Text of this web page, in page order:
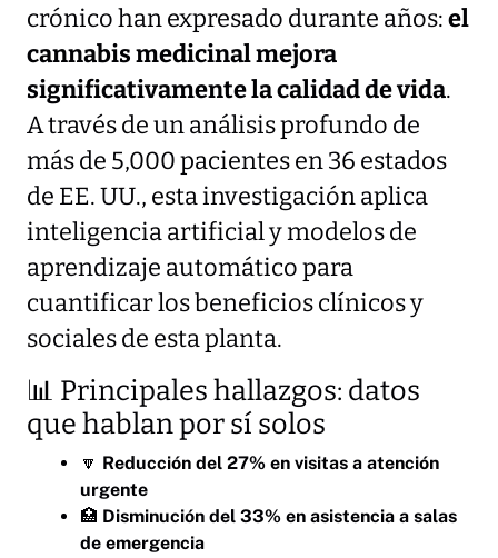
crónico han expresado durante años:el
cannabis medicinal mejora
significativamente la calidad de vida.
A través de un análisis profundo de
más de 5,000 pacientes en 36 estados
de EE. UU., esta investigación aplica
inteligencia artificial y modelos de
aprendizaje automático para
cuantificar los beneficios clínicos y
sociales de esta planta.
📊 Principales hallazgos: datos
que hablan por sí solos
🔽 Reducción del 27% en visitas a atención
urgente
🏥 Disminución del 33% en asistencia a salas
de emergencia